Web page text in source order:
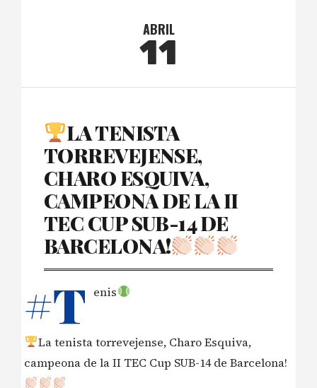
ABRIL
11
LA TENISTA
TORREVEJENSE,
CHARO ESQUIVA,
CAMPEONA DE LA II
TEC CUP SUB-14 DE
BARCELONA!
#T enis
La tenista torrevejense, Charo Esquiva,
campeona de la II TEC Cup SUB-14 de Barcelona!